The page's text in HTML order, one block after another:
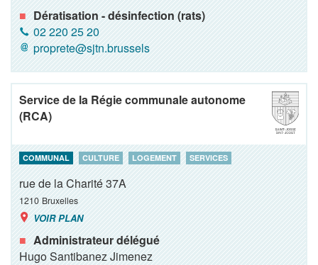
Dératisation - désinfection (rats)
02 220 25 20
proprete@sjtn.brussels
Service de la Régie communale autonome
(RCA)
COMMUNAL CULTURE LOGEMENT SERVICES
rue de la Charité 37A
1210 Bruxelles
VOIR PLAN
Administrateur délégué
Hugo Santibanez Jimenez